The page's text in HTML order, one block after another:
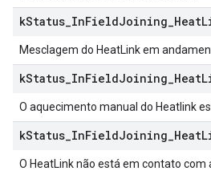
kStatus InFieldJoining Heat
Mesclagem do HeatLink em
kStatus InFieldJoining Heat
O aquecimento manual do Heatlink
kStatus InFieldJoining Heat
O HeatLink não está em contato com